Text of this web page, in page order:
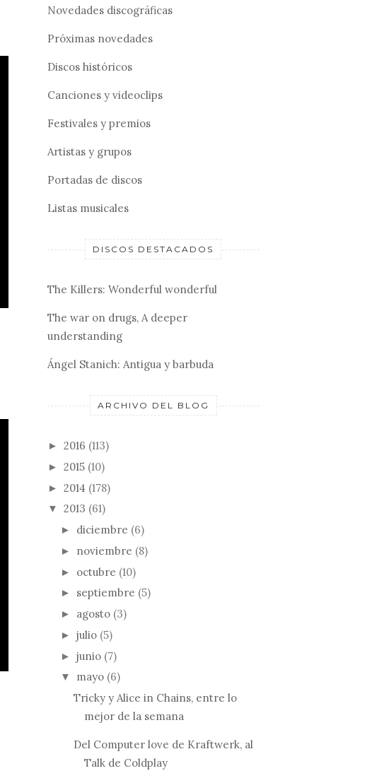
Novedades discográficas
Próximas novedades
Discos históricos
Canciones y videoclips
Festivales y premios
Artistas y grupos
Portadas de discos
Listas musicales
DISCOS DESTACADOS
The Killers: Wonderful wonderful
The war on drugs, A deeper
understanding
Ángel Stanich: Antigua y barbuda
ARCHIVO DEL BLOG
► 2016 (113)
► 2015 (10)
► 2014 (178)
▼ 2013 (61)
► diciembre (6)
► noviembre (8)
► octubre (10)
► septiembre (5)
► agosto (3)
► julio (5)
► junio (7)
▼ mayo (6)
Tricky y Alice in Chains, entre lo
mejor de la semana
Del Computer love de Kraftwerk, al
Talk de Coldplay